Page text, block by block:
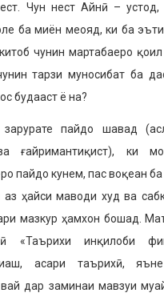
Чун нест Айнӣ –
ба миён меояд, ки ба
чунин мартабаеро
тарзи муносибат ба
будааст ё на?
зарурате пайдо шавад
ғайримантиқист), ки
пайдо кунем, пас воқеан
аз ҳайси маводи худ ва
мазкур ҳамхон бошад.
«Таърихи инқилоби
асари таърихӣ,
дар заминаи мавзуи